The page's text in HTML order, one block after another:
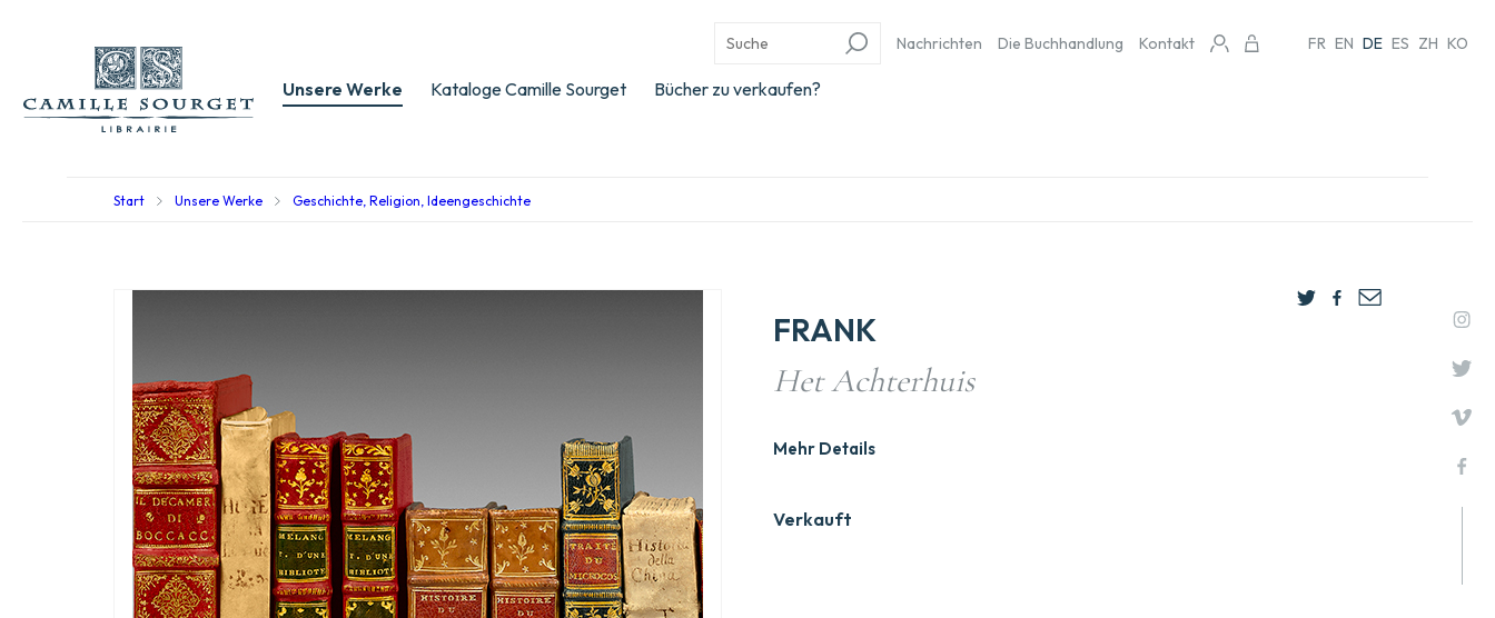
Unsere Werke Kataloge Camille Sourget Bücher zu verkaufen?
Nachrichten Die Buchhandlung Kontakt FR EN DE ES ZH KO
Start Unsere Werke Geschichte, Religion, Ideengeschichte
FRANK
Het Achterhuis
Verkauft
Mehr Details